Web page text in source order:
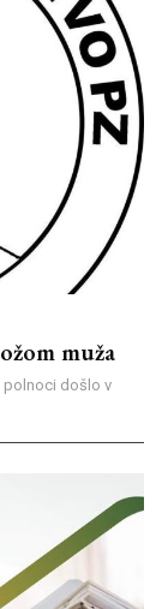
muža
polnoci došlo v